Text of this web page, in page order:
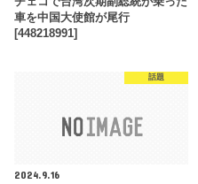
車を中国大使館が尾行
[448218991]
話題
2024.9.16